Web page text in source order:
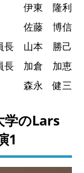
伊東 隆利
佐藤 博信
長 山本 勝己
長 加倉 加恵
森永 健三
学のLars
1